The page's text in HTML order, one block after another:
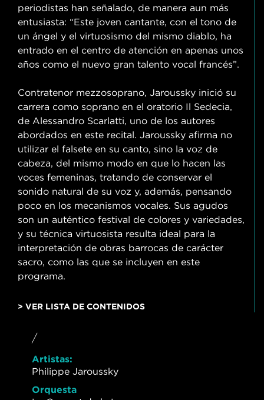
periodistas han señalado, de manera aun más
entusiasta: “Este joven cantante, con el tono de
un ángel y el virtuosismo del mismo diablo, ha
entrado en el centro de atención en apenas unos
años como el nuevo gran talento vocal francés”.
Contratenor mezzosoprano, Jaroussky inició su
carrera como soprano en el oratorio Il Sedecia,
de Alessandro Scarlatti, uno de los autores
abordados en este recital. Jaroussky afirma no
utilizar el falsete en su canto, sino la voz de
cabeza, del mismo modo en que lo hacen las
voces femeninas, tratando de conservar el
sonido natural de su voz y, además, pensando
poco en los mecanismos vocales. Sus agudos
son un auténtico festival de colores y variedades,
y su técnica virtuosista resulta ideal para la
interpretación de obras barrocas de carácter
sacro, como las que se incluyen en este
programa.
> VER LISTA DE CONTENIDOS
/
Artistas:
Philippe Jaroussky
Orquesta